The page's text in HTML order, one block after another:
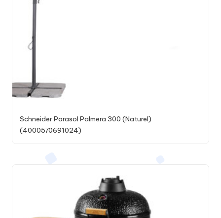
Schneider Parasol Palmera 300 (Naturel)
(4000570691024)